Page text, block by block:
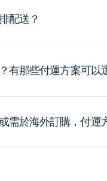
配送？
有那些付運方案可以
需於海外訂購，付運